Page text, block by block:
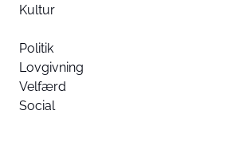
Kultur
Politik
Lovgivning
Velfærd
Social